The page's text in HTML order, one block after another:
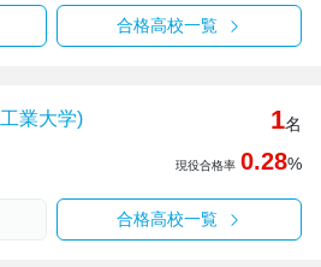
合格高校一覧
業大学) 1名
現役合格率 0.28%
合格高校一覧